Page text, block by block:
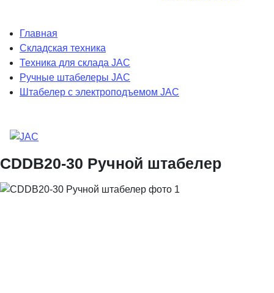
Главная
Складская техника
Техника для склада JAC
Ручные штабелеры JAC
Штабелер с электроподъемом JAC
CDDB20-30 Ручной штабелер